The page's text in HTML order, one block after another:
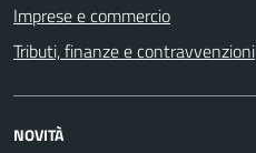
Imprese e commercio
Tributi, finanze e contravvenzioni
NOVITÀ